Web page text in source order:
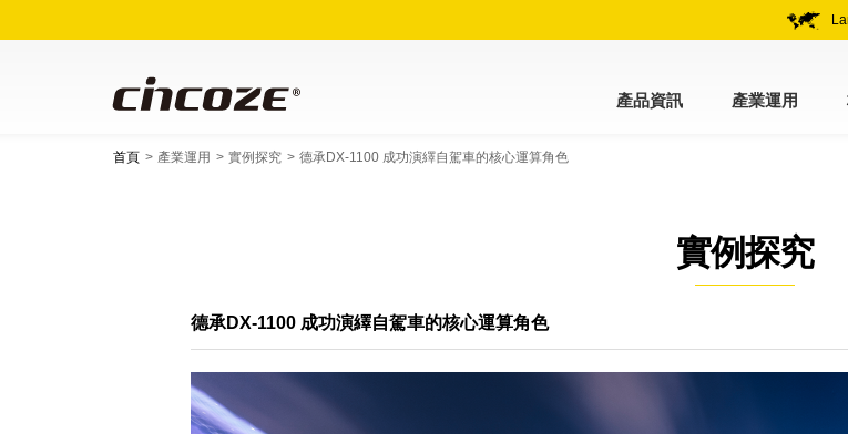
產品資訊 產業運用
首頁 產業運用 實例探究 德承DX-1100 成功演繹自駕車的核心運算角色
實例探究
德承DX-1100 成功演繹自駕車的核心運算角色